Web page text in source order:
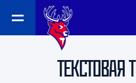
ТЕКСТОВАЯ